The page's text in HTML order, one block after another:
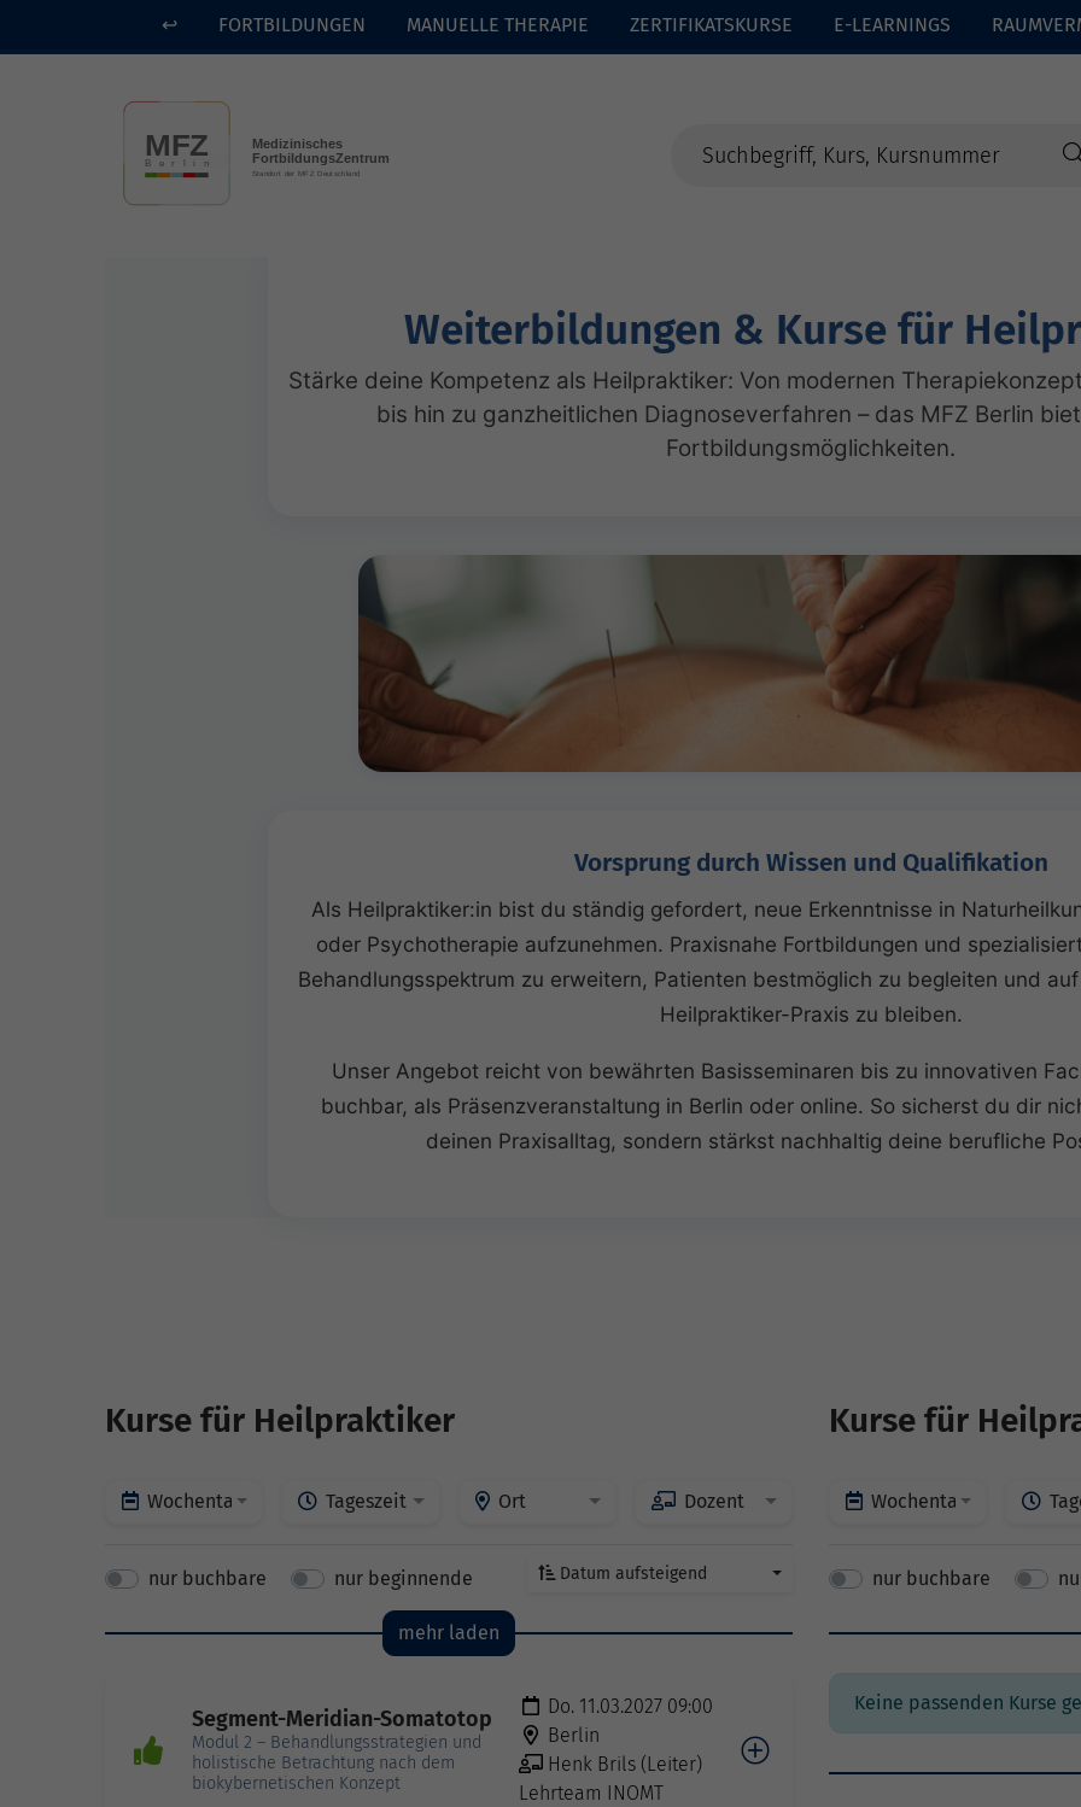
Skip to main content
↩ FORTBILDUNGEN MANUELLE THERAPIE ZERTIFIKATSKURSE E-LEARNINGS
Weiterbildungen & Kurse für
Stärke deine Kompetenz als Heilpraktiker: Von modernen
bis hin zu ganzheitlichen Diagnoseverfahren – das MFZ Berlin
Fortbildungsmöglichkeiten.
Vorsprung durch Wissen und Qualifikation
Als Heilpraktiker:in bist du ständig gefordert, neue Erkenntnisse in
oder Psychotherapie aufzunehmen. Praxisnahe Fortbildungen und
Behandlungsspektrum zu erweitern, Patienten bestmöglich zu begleiten und
Heilpraktiker-Praxis zu bleiben.
Unser Angebot reicht von bewährten Basisseminaren bis zu innovativen
buchbar, als Präsenzveranstaltung in Berlin oder online. So sicherst du dir
deinen Praxisalltag, sondern stärkst nachhaltig deine berufliche
Kurse für Heilpraktiker
Wochentage Tageszeit Ort Dozent
nur buchbare nur beginnende Datum aufsteigend
mehr laden
Segment-Meridian-Somatotop
Modul 2 – Behandlungsstrategien und
holistische Betrachtung nach dem
biokybernetischen Konzept
Do. 11.03.2027 09:00
Berlin
Henk Brils (Leiter)
Lehrteam INOMT
Kurse für
Wochentage
nur buchbare
Keine passenden Kurse